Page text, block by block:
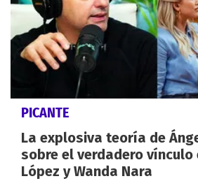
PICANTE
La explosiva teoría de
sobre el verdadero vínculo
López y Wanda Nara